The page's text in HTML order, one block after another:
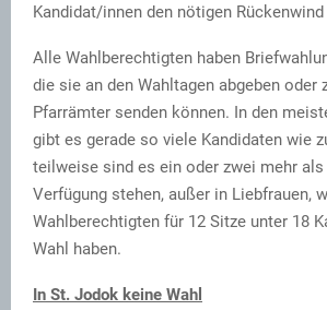
Kandidat/innen den nötigen
Alle Wahlberechtigten haben
die sie an den Wahltagen abgeben oder
Pfarrämter senden können. In den
gibt es gerade so viele Kandidaten wie
teilweise sind es ein oder zwei mehr als
Verfügung stehen, außer in Liebfrauen,
Wahlberechtigten für 12 Sitze unter 18
Wahl haben.
In St. Jodok keine Wahl